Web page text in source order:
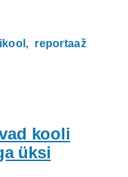
reportaaž
kooli
üksi